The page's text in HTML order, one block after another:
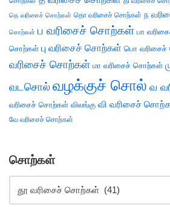
தெ வரிசைச் சொற்கள் தொ வரிசைச் சொற்கள் ந
சொற்கள் ப வரிசைச் சொற்கள் பா
சொற்கள் பு வரிசைச் சொற்கள் பொ
வரிசைச் சொற்கள் மா வரிசைச் சொற்கள்
வடசொல் வழக்குச் சொல் வ
வரிசைச் சொற்கள் விலங்கு வி வரிசைச்
வே வரிசைச் சொற்கள்
சொற்கள்